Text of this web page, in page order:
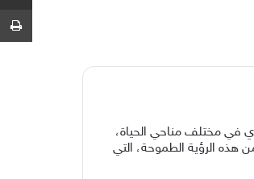
في مختلف مناحي الحياة،
هذه الرؤية الطموحة، التي